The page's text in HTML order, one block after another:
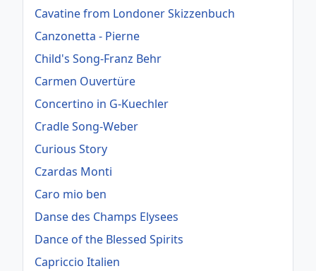
Cavatine from Londoner Skizzenbuch
Canzonetta - Pierne
Child's Song-Franz Behr
Carmen Ouvertüre
Concertino in G-Kuechler
Cradle Song-Weber
Curious Story
Czardas Monti
Caro mio ben
Danse des Champs Elysees
Dance of the Blessed Spirits
Capriccio Italien